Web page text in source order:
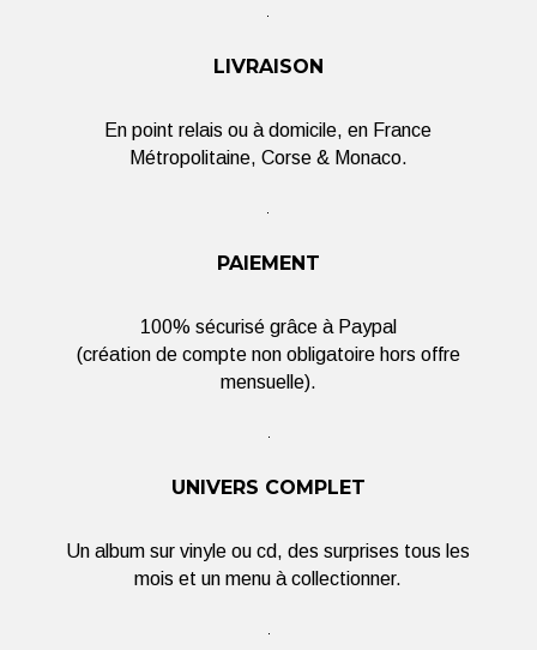
LIVRAISON
En point relais ou à domicile, en France
Métropolitaine, Corse & Monaco.
PAIEMENT
100% sécurisé grâce à Paypal
(création de compte non obligatoire hors offre
mensuelle).
UNIVERS COMPLET
Un album sur vinyle ou cd, des surprises tous les
mois et un menu à collectionner.